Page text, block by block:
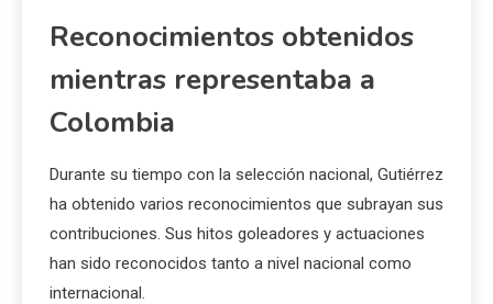
Reconocimientos obtenidos
mientras representaba a
Colombia
Durante su tiempo con la selección nacional, Gutiérrez
ha obtenido varios reconocimientos que subrayan sus
contribuciones. Sus hitos goleadores y actuaciones
han sido reconocidos tanto a nivel nacional como
internacional.